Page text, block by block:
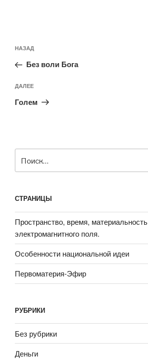
по
записям
Предыдущая
запись:
НАЗАД
Без воли Бога
Следующая
запись
ДАЛЕЕ
Голем
СТРАНИЦЫ
Пространство, время, материальность
электромагнитного поля.
Особенности национальной идеи
Первоматерия-Эфир
РУБРИКИ
Без рубрики
Деньги